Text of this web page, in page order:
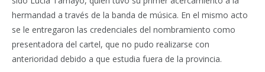
hermandad a través de la banda de música. En el mismo acto
se le entregaron las credenciales del nombramiento como
presentadora del cartel, que no pudo realizarse con
anterioridad debido a que estudia fuera de la provincia.